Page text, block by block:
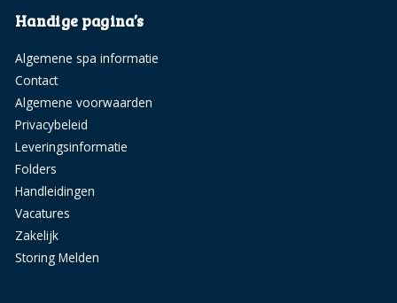
Handige pagina’s
Algemene spa informatie
Contact
Algemene voorwaarden
Privacybeleid
Leveringsinformatie
Folders
Handleidingen
Vacatures
Zakelijk
Storing Melden